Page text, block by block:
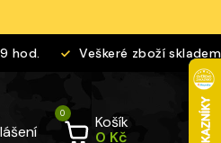
Veškeré zboží skladem
Košík